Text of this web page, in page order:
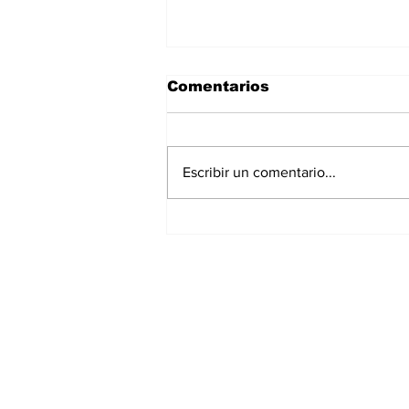
Comentarios
Escribir un comentario...